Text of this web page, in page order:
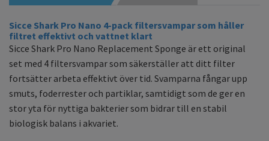
Sicce Shark Pro Nano 4-pack filtersvampar som håller
filtret effektivt och vattnet klart
Sicce Shark Pro Nano Replacement Sponge är ett original
set med 4 filtersvampar som säkerställer att ditt filter
fortsätter arbeta effektivt över tid. Svamparna fångar upp
smuts, foderrester och partiklar, samtidigt som de ger en
stor yta för nyttiga bakterier som bidrar till en stabil
biologisk balans i akvariet.